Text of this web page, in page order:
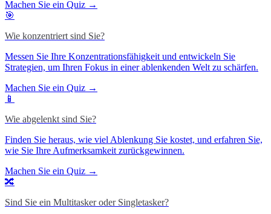
Machen Sie ein Quiz →
🎯
Wie konzentriert sind Sie?
Messen Sie Ihre Konzentrationsfähigkeit und entwickeln Sie
Strategien, um Ihren Fokus in einer ablenkenden Welt zu schärfen.
Machen Sie ein Quiz →
📱
Wie abgelenkt sind Sie?
Finden Sie heraus, wie viel Ablenkung Sie kostet, und erfahren Sie,
wie Sie Ihre Aufmerksamkeit zurückgewinnen.
Machen Sie ein Quiz →
🔀
Sind Sie ein Multitasker oder Singletasker?